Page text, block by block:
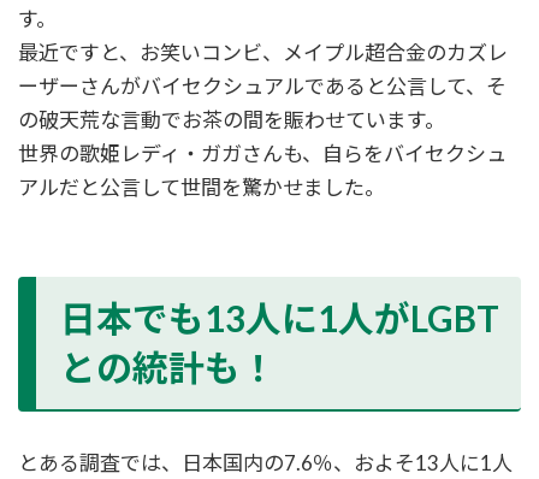
す。
最近ですと、お笑いコンビ、メイプル超合金のカズレ
ーザーさんがバイセクシュアルであると公言して、そ
の破天荒な言動でお茶の間を賑わせています。
世界の歌姫レディ・ガガさんも、自らをバイセクシュ
アルだと公言して世間を驚かせました。
日本でも13人に1人がLGBT
との統計も！
とある調査では、日本国内の7.6％、およそ13人に1人